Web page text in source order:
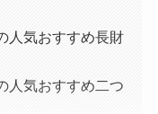
人気おすすめ長財
人気おすすめ二つ